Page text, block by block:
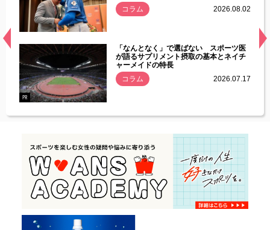
常
コラム
2026.08.02
PR
「なんとなく」で選ばない スポーツ医
が語るサプリメント摂取の基本とネイチ
ャーメイドの特長
コラム
2026.07.17